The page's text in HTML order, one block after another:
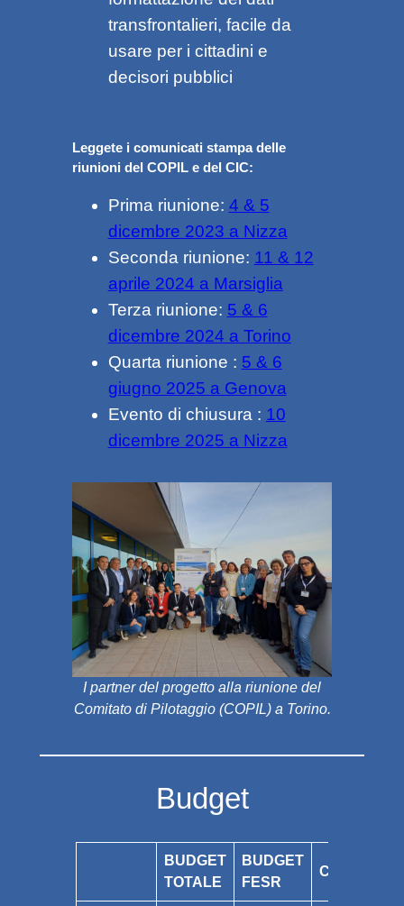
transfrontalieri, facile da
usare per i cittadini e
decisori pubblici
Leggete i comunicati stampa delle
riunioni del COPIL e del CIC:
Prima riunione: 4 & 5
dicembre 2023 a Nizza
Seconda riunione: 11 & 12
aprile 2024 a Marsiglia
Terza riunione: 5 & 6
dicembre 2024 a Torino
Quarta riunione : 5 & 6
giugno 2025 a Genova
Evento di chiusura : 10
dicembre 2025 a Nizza
I partner del progetto alla riunione del
Comitato di Pilotaggio (COPIL) a Torino.
Budget
BUDGET
TOTALE
BUDGET
FESR